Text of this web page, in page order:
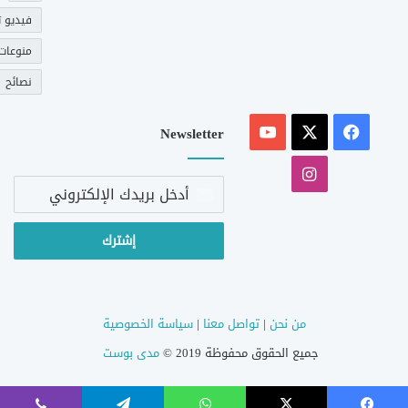
فيديو
نصائح
فيسبوك
‫YouTube
انستقرام
Newsletter
أدخل
الإلكتروني
من نحن |تواصل معنا |سياسة الخصوصية
جميع الحقوق محفوظة 2019 ©
مدى بوست